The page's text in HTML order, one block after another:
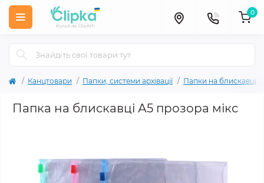
0
Канцтовари Папки, системи архівації Папки на блискавці
Папка на блискавці А5 прозора мікс